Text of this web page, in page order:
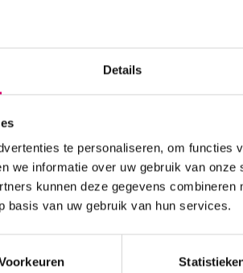
Details
te personaliseren, om functies
we informatie over uw gebruik van
kunnen deze gegevens combineren
basis van uw gebruik van hun services.